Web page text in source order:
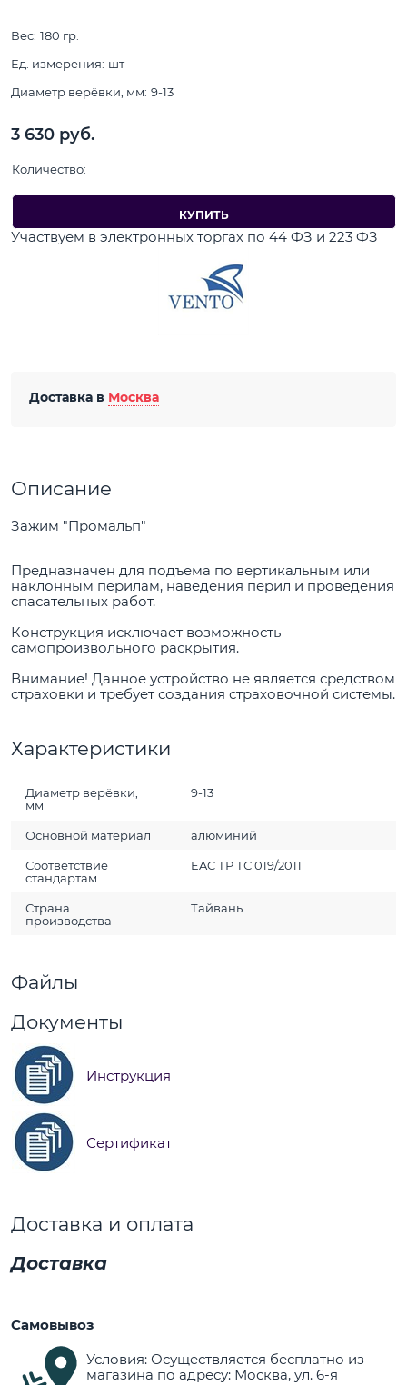
Вес: 180 гр.
Ед. измерения: шт
Диаметр верёвки, мм: 9-13
3 630 руб.
Количество:
КУПИТЬ
Участвуем в электронных торгах по 44 ФЗ и 223 ФЗ
Доставка в Москва
Описание
Зажим "Промальп"
Предназначен для подъема по вертикальным или
наклонным перилам, наведения перил и проведения
спасательных работ.
Конструкция исключает возможность
самопроизвольного раскрытия.
Внимание! Данное устройство не является средством
страховки и требует создания страховочной системы.
Характеристики
Диаметр верёвки,
мм
9-13
Основной материал алюминий
Соответствие
стандартам
EAC ТР ТС 019/2011
Страна
производства
Тайвань
Файлы
Документы
Инструкция
Сертификат
Доставка и оплата
Доставка
Самовывоз
Условия: Осуществляется бесплатно из
магазина по адресу: Москва, ул. 6-я